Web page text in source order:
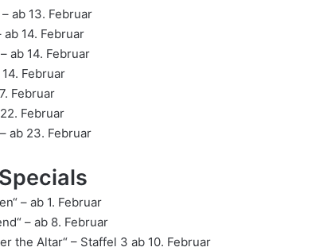
– ab 13. Februar
ab 14. Februar
ab 14. Februar
Februar
Februar
Februar
ab 23. Februar
– ab 1. Februar
– ab 8. Februar
the Altar“ – Staffel 3 ab 10. Februar